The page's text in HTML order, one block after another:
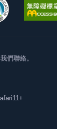
們聯絡。